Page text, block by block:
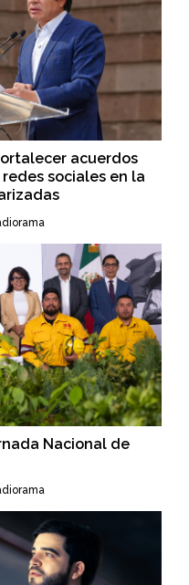
acuerdos
sociales en la
Nacional de